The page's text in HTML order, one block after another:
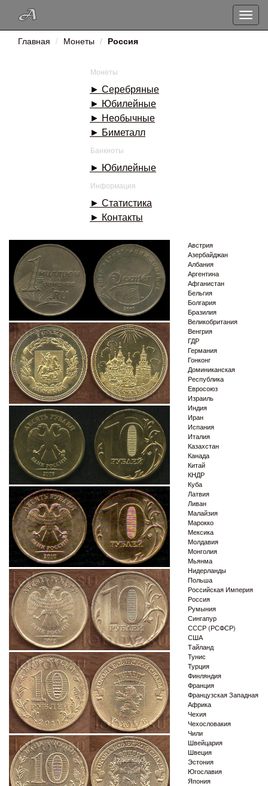
Toggle
Главная Монеты Россия
Монеты
► Серебряные
► Юбилейные
► Необычные
► Биметалл
Банкноты
► Юбилейные
Информация
► Статистика
► Контакты
Австрия
Азербайджан
Албания
Аргентина
Афганистан
Бельгия
Болгария
Бразилия
Великобритания
Венгрия
ГДР
Германия
Гонконг
Доминиканская
Республика
Евросоюз
Израиль
Индия
Иран
Испания
Италия
Казахстан
Канада
Китай
КНДР
Куба
Латвия
Ливан
Малайзия
Марокко
Мексика
Молдавия
Монголия
Мьянма
Нидерланды
Польша
Российская Империя
Россия
Румыния
Сингапур
СССР (РСФСР)
США
Тайланд
Тунис
Турция
Финляндия
Франция
Французская Западная
Африка
Чехия
Чехословакия
Чили
Швейцария
Швеция
Эстония
Югославия
Япония